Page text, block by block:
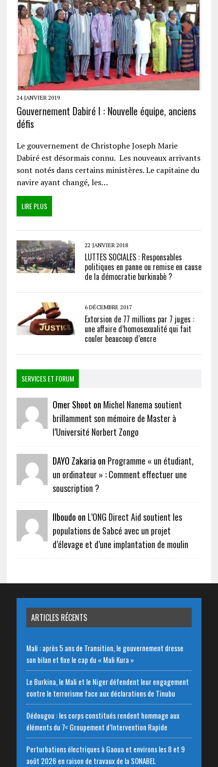
24 JANVIER 2019
Gouvernement Dabiré I : Nouvelle équipe, anciens
défis
Le gouvernement de Christophe Joseph Marie
Dabiré est désormais connu. Les nouveaux arrivants
sont notés dans certains ministères. Le capitaine du
navire ayant changé, les…
LIRE PLUS
22 JANVIER 2018
LUTTES SOCIALES : Responsables
politiques en panne ou remise en cause
de la démocratie burkinabè ?
6 DÉCEMBRE 2017
Extorsion de 77 millions par 7 juges :
une affaire d’homosexualité qui fait
couler beaucoup d’encre
SERVICES ET FORUM
Omer Shoot on Michel Nanema soutient
brillamment son mémoire de Master à
l’Université Norbert Zongo
DAYO Zakaria on Programme « un étudiant,
un ordinateur » : Comment effectuer une
souscription ?
Ilboudo on L’ONG Direct Aid soutient les
populations de Sabcé avec un projet
d’élevage et d’une implantation de moulin
ARTICLES RÉCENTS
Mali : après 5 ans de Transition, le gouvernement dresse
son bilan et fixe le cap du « Mali Kura »
Le Burkina, le Mali et le Niger défendent leur engagement
contre le terrorisme face aux déclarations de Tinubu
Dédougou : les corps constitués rendent hommage aux
éléments du 7ᵉ Groupement d’Intervention Rapide
Perturbations électriques à Gaoua et environs les 8 et 9
août 2026 en raison de travaux de la SONABEL